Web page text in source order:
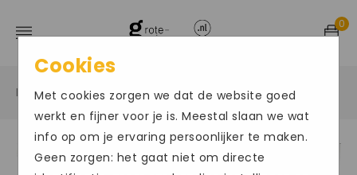
0
Home / Grote maten sportschoenen / Sneakers
Cookies
Met cookies zorgen we dat de website goed
werkt en fijner voor je is. Meestal slaan we wat
info op om je ervaring persoonlijker te maken.
Geen zorgen: het gaat niet om directe